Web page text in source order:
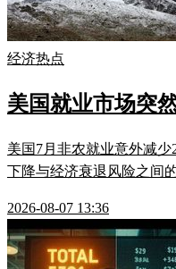
经济热点
美国就业市场突
美国7月非农就业意外减
下降与经济衰退风险之间的
2026-08-07 13:36